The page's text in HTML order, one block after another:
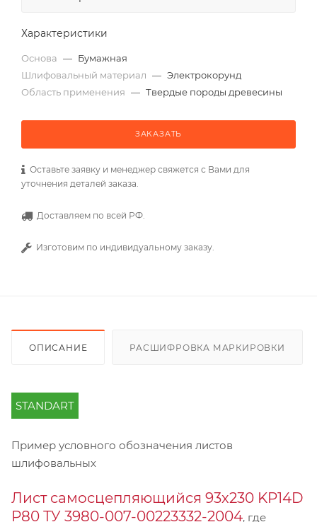
Характеристики
Основа — Бумажная
Шлифовальный материал — Электрокорунд
Область применения — Твердые породы древесины
ЗАКАЗАТЬ
Оставьте заявку и менеджер свяжется с Вами для
уточнения деталей заказа.
Доставляем по всей РФ.
Изготовим по индивидуальному заказу.
ОПИСАНИЕ РАСШИФРОВКА МАРКИРОВКИ
STANDART
Пример условного обозначения листов
шлифовальных
Лист самосцепляющийся 93х230 KP14D
Р80 ТУ 3980-007-00223332-2004, где